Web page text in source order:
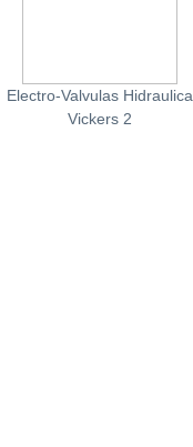
Electro-Valvulas Hidraulica
Vickers 2